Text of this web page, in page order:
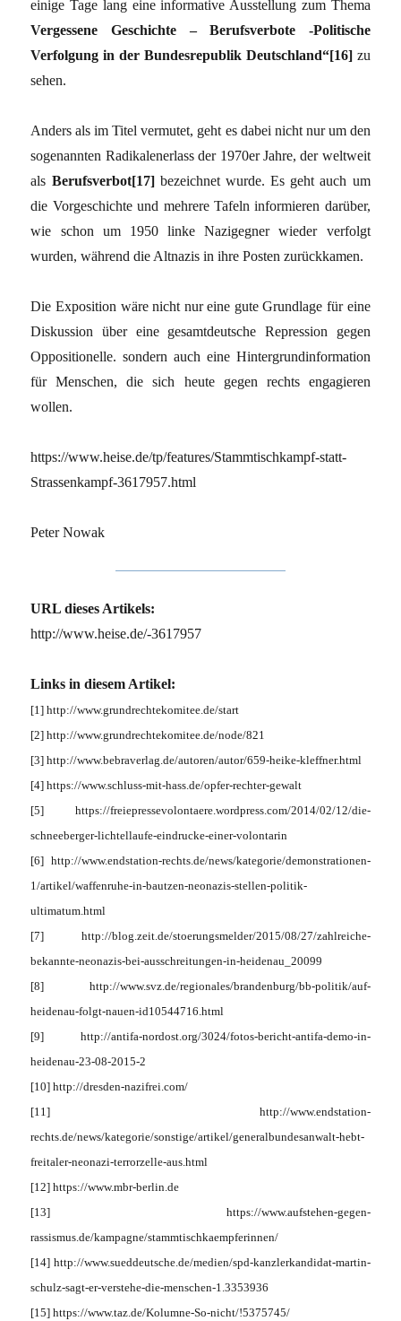
einige Tage lang eine informative Ausstellung zum Thema
Vergessene Geschichte – Berufsverbote -Politische
Verfolgung in der Bundesrepublik Deutschland“[16]zu
sehen.
Anders als im Titel vermutet, geht es dabei nicht nur um den
sogenannten Radikalenerlass der 1970er Jahre, der weltweit
als Berufsverbot[17]bezeichnet wurde. Es geht auch um
die Vorgeschichte und mehrere Tafeln informieren darüber,
wie schon um 1950 linke Nazigegner wieder verfolgt
wurden, während die Altnazis in ihre Posten zurückkamen.
Die Exposition wäre nicht nur eine gute Grundlage für eine
Diskussion über eine gesamtdeutsche Repression gegen
Oppositionelle. sondern auch eine Hintergrundinformation
für Menschen, die sich heute gegen rechts engagieren
wollen.
https://www.heise.de/tp/features/Stammtischkampf-statt-
Strassenkampf-3617957.html
Peter Nowak
URL dieses Artikels:
http://www.heise.de/-3617957
Links in diesem Artikel:
[1] http://www.grundrechtekomitee.de/start
[2] http://www.grundrechtekomitee.de/node/821
[3] http://www.bebraverlag.de/autoren/autor/659-heike-kleffner.html
[4] https://www.schluss-mit-hass.de/opfer-rechter-gewalt
[5] https://freiepressevolontaere.wordpress.com/2014/02/12/die-
schneeberger-lichtellaufe-eindrucke-einer-volontarin
[6] http://www.endstation-rechts.de/news/kategorie/demonstrationen-
1/artikel/waffenruhe-in-bautzen-neonazis-stellen-politik-
ultimatum.html
[7] http://blog.zeit.de/stoerungsmelder/2015/08/27/zahlreiche-
bekannte-neonazis-bei-ausschreitungen-in-heidenau_20099
[8] http://www.svz.de/regionales/brandenburg/bb-politik/auf-
heidenau-folgt-nauen-id10544716.html
[9] http://antifa-nordost.org/3024/fotos-bericht-antifa-demo-in-
heidenau-23-08-2015-2
[10] http://dresden-nazifrei.com/
[11] http://www.endstation-
rechts.de/news/kategorie/sonstige/artikel/generalbundesanwalt-hebt-
freitaler-neonazi-terrorzelle-aus.html
[12] https://www.mbr-berlin.de
[13] https://www.aufstehen-gegen-
rassismus.de/kampagne/stammtischkaempferinnen/
[14] http://www.sueddeutsche.de/medien/spd-kanzlerkandidat-martin-
schulz-sagt-er-verstehe-die-menschen-1.3353936
[15] https://www.taz.de/Kolumne-So-nicht/!5375745/